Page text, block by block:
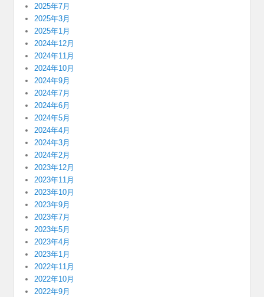
2025年7月
2025年3月
2025年1月
2024年12月
2024年11月
2024年10月
2024年9月
2024年7月
2024年6月
2024年5月
2024年4月
2024年3月
2024年2月
2023年12月
2023年11月
2023年10月
2023年9月
2023年7月
2023年5月
2023年4月
2023年1月
2022年11月
2022年10月
2022年9月